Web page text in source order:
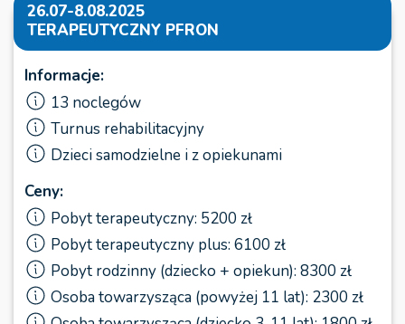
26.07-8.08.2025
TERAPEUTYCZNY PFRON
Informacje:
13 noclegów
Turnus rehabilitacyjny
Dzieci samodzielne i z opiekunami
Ceny:
Pobyt terapeutyczny: 5200 zł
Pobyt terapeutyczny plus: 6100 zł
Pobyt rodzinny (dziecko + opiekun): 8300 zł
Osoba towarzysząca (powyżej 11 lat): 2300 zł